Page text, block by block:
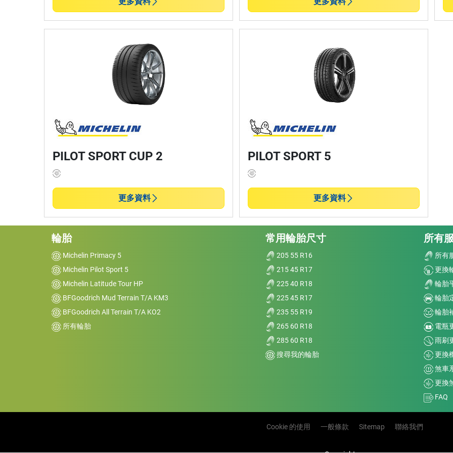
PILOT SPORT CUP 2
更多資料
PILOT SPORT 5
更多資料
輪胎
Michelin Primacy 5
Michelin Pilot Sport 5
Michelin Latitude Tour HP
BFGoodrich Mud Terrain T/A KM3
BFGoodrich All Terrain T/A KO2
所有輪胎
常用輪胎尺寸
205 55 R16
215 45 R17
225 40 R18
225 45 R17
235 55 R19
265 60 R18
285 60 R18
搜尋我的輪胎
所有
所有
更換
輪胎
輪胎
輪胎
電瓶
雨刷
更換
煞車
更換
FAQ
Cookie 的使用 一般條款 Sitemap 聯絡我們